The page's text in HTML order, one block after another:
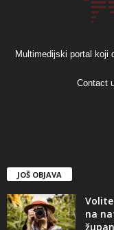
Multimedijski portal koji
Contact
JOŠ OBJAVA
na